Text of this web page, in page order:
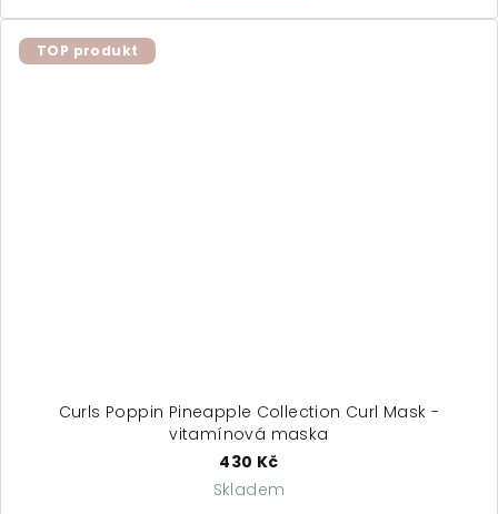
TOP produkt
Curls Poppin Pineapple Collection Curl Mask -
vitamínová maska
430 Kč
Skladem